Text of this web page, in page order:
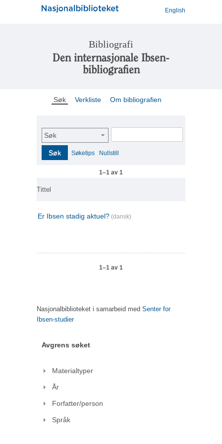
English
Bibliografi
Den internasjonale Ibsen-
bibliografien
Søk Verkliste Om bibliografien
Søk
Søk Søketips Nullstill
1–1 av 1
Tittel
Er Ibsen stadig aktuel? (dansk)
1–1 av 1
Nasjonalbiblioteket i samarbeid med Senter for
Ibsen-studier
Avgrens søket
Materialtyper
År
Forfatter/person
Språk